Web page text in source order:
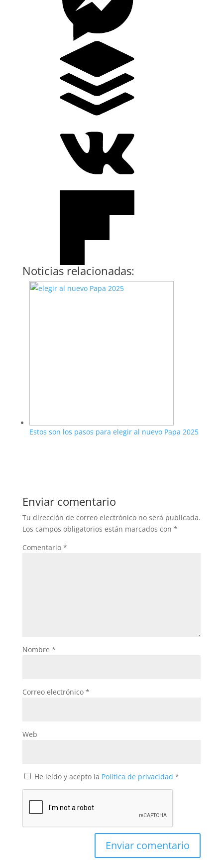
Noticias relacionadas:
Estos son los pasos para elegir al nuevo Papa 2025
Enviar comentario
Tu dirección de correo electrónico no será publicada.
Los campos obligatorios están marcados con *
Comentario *
Nombre *
Correo electrónico *
Web
He leído y acepto la Política de privacidad *